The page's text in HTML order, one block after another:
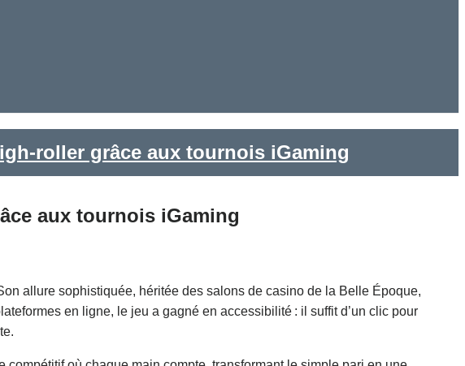
grâce aux tournois iGaming
aux tournois iGaming
allure sophistiquée, héritée des salons de casino de la Belle Époque,
en ligne, le jeu a gagné en accessibilité : il suffit d’un clic pour